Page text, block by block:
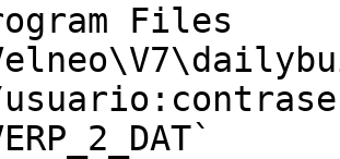
Files